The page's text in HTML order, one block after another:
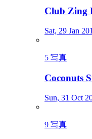
Club Zing
Sat, 29 Jan
5 写真
Coconuts
Sun, 31 Oct
9 写真